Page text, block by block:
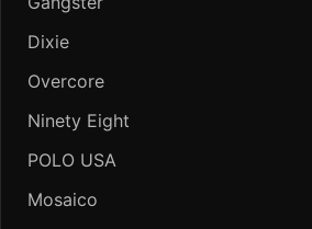
Dixie
Overcore
Ninety Eight
POLO USA
Mosaico